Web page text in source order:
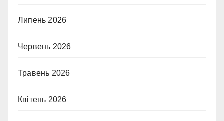
Липень 2026
Червень 2026
Травень 2026
Квітень 2026